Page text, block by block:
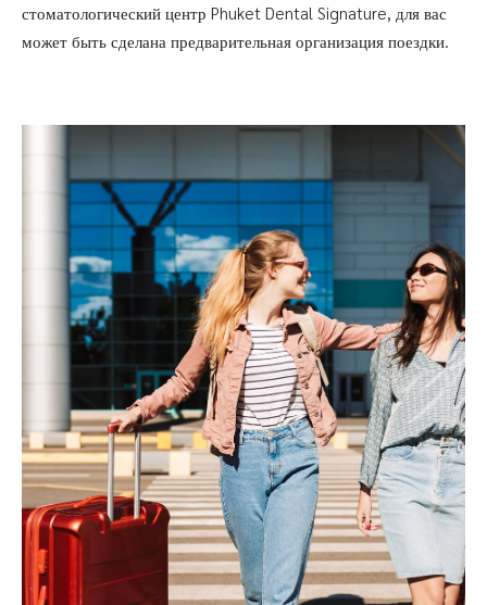
стоматологический центр Phuket Dental Signature, для вас
может быть сделана предварительная организация поездки.